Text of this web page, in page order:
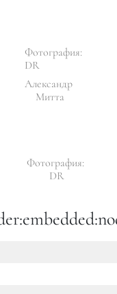
Фотография:
DR
Александр
Митта
Фотография:
DR